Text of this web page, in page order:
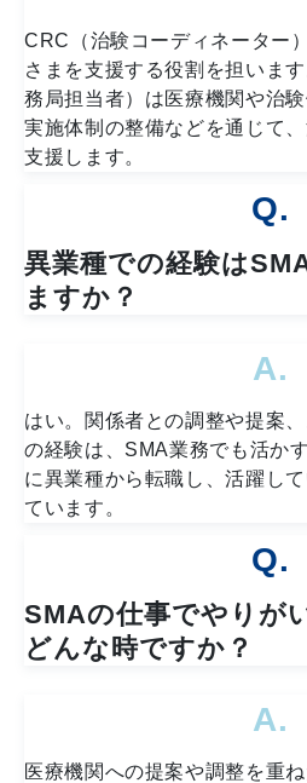
CRC（治験コーディネーター
さまを支援する役割を担いま
務局担当者）は医療機関や治
実施体制の整備などを通じて
支援します。
Q.
異業種での経験は
ますか？
A.
はい。関係者との調整や提案
の経験は、SMA業務でも活か
に異業種から転職し、活躍し
ています。
Q.
SMAの仕事でやりが
どんな時ですか？
A.
医療機関への提案や調整を重